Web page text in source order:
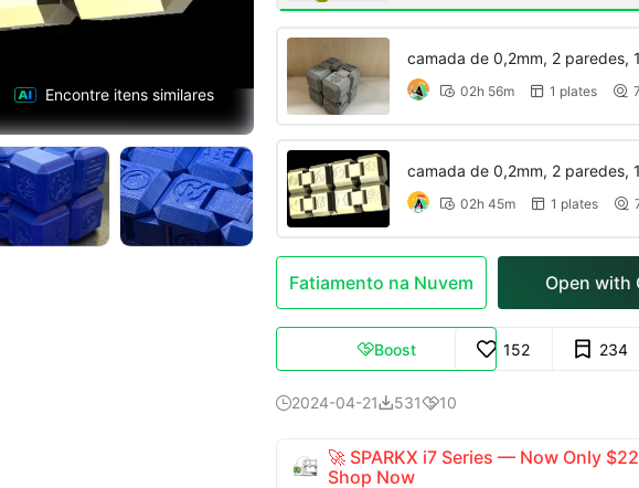
Encontre itens similares
camada de 0,2mm, 2 paredes,
 02h 56m  1 plates 
camada de 0,2mm, 2 paredes,
 02h 45m  1 plates 
Fatiamento na Nuvem Open with
Boost 152 234
2024-04-2153110
🚀 SPARKX i7 Series — Now Only
Shop Now